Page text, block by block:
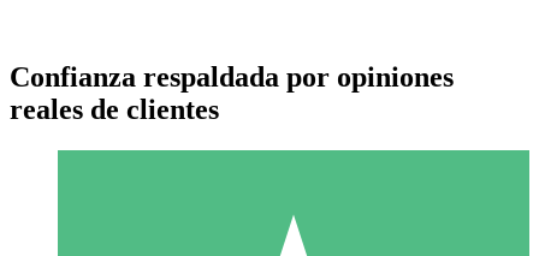
Confianza respaldada por opiniones
reales de clientes